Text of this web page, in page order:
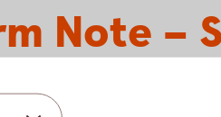
Note –